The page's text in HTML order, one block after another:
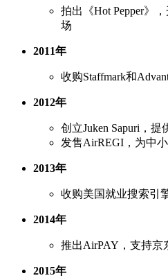
拍出《Hot Pepper》
场
2011年
收购Staffmark和
2012年
创立Juken Sapuri，
发售AirREGI，为中
2013年
收购美国就业搜索引
2014年
推出AirPAY，支持京
2015年